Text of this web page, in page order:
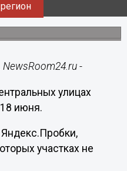
площади Минина и
-
улицах
июня.
участках не